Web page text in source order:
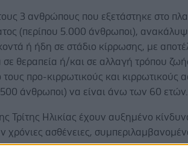
3 ανθρώπους που εξετάστηκε στο
(περίπου 5.000 άνθρωποι),
ή ήδη σε στάδιο κίρρωσης, με
σε θεραπεία ή/και σε αλλαγή τρόπου
τους προ-κιρρωτικούς και κιρρωτικούς
άνθρωποι) να είναι άνω των 60 ετών.
Τρίτης Ηλικίας έχουν αυξημένο
χρόνιες ασθένειες,
καρκίνου. Στις χώρες του